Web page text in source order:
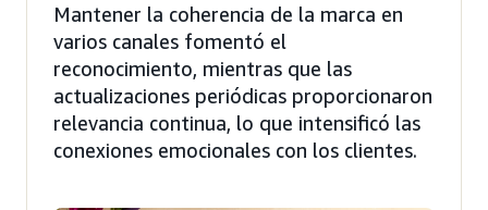
Mantener la coherencia de la marca en
varios canales fomentó el
reconocimiento, mientras que las
actualizaciones periódicas proporcionaron
relevancia continua, lo que intensificó las
conexiones emocionales con los clientes.